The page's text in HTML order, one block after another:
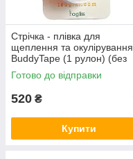
Стрічка - плівка для
щеплення та окулірування
BuddyTape (1 рулон) (без
перфорації) 5 м х 25 мм
BT5/25 Aglis Японія
Готово до відправки
520 ₴
Купити